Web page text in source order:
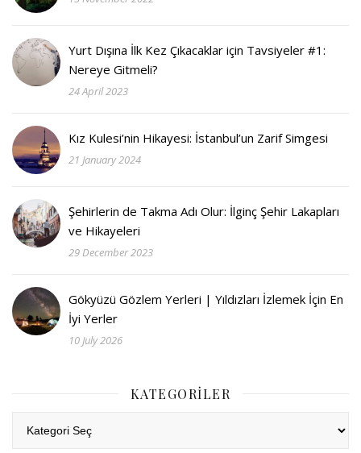
Yurt Dışına İlk Kez Çıkacaklar için Tavsiyeler #1:
Nereye Gitmeli?
24 April 2023
Kız Kulesi’nin Hikayesi: İstanbul’un Zarif Simgesi
21 January 2024
Şehirlerin de Takma Adı Olur: İlginç Şehir Lakapları
ve Hikayeleri
29 December 2023
Gökyüzü Gözlem Yerleri | Yıldızları İzlemek İçin En
İyi Yerler
10 July 2026
KATEGORILER